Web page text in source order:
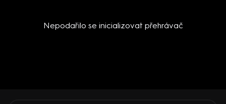
Nepodařilo se inicializovat přehrávač